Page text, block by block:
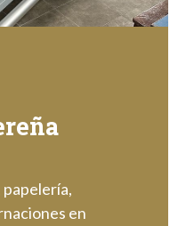
en